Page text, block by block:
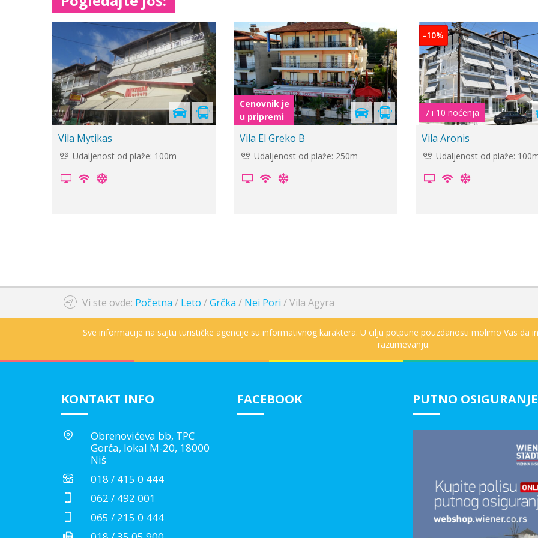
Vila Aqua Suites 2
Udaljenost od plaže: 50m
-5%
Vila Sotiria
Udaljenost od plaže: 160m
-5%
Vila Zoi Lux
Udaljenost od plaže: -
Vi ste ovde: Početna / Leto /Grčka / Nei Pori /Vila Agyra
Sve informacije na sajtu turističke agencije su informativnog karaktera. U cilju potpune pouzdanosti molimo Vas da
razumevanju.
KONTAKT INFO
Obrenovićeva bb, TPC
Gorča, lokal M-20, 18000
Niš
018 / 415 0 444
062 / 492 001
065 / 215 0 444
FACEBOOK PUTNO OSIGURANJE